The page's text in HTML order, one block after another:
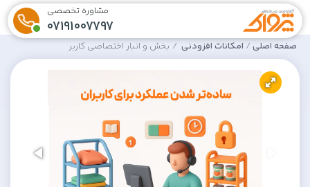
مشاوره تخصصی
07191007797
صفحه اصلی امکانات افزودنی بخش و انبار اختصاصی کاربر